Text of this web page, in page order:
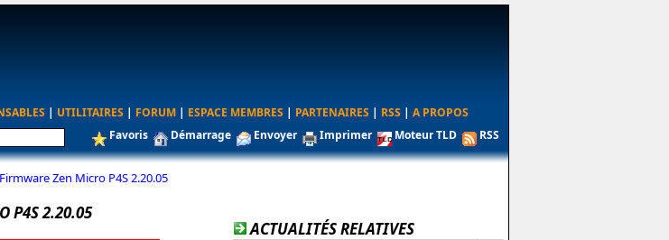
| UTILITAIRES | FORUM | ESPACE MEMBRES | PARTENAIRES | RSS | A PROPOS
Favoris Démarrage Envoyer Imprimer Moteur TLD RSS
Firmware Zen Micro P4S 2.20.05
P4S 2.20.05
ACTUALITÉS RELATIVES